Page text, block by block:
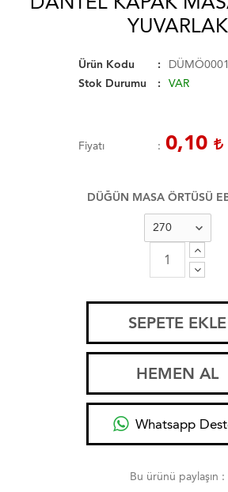
YUVARLAK
Ürün Kodu
DÜMÖ0001
Stok Durumu
VAR
Fiyatı 0,10
DÜĞÜN MASA ÖRTÜSÜ
SEPETE EKLE
HEMEN AL
Whatsapp
Bu ürünü paylaşın :